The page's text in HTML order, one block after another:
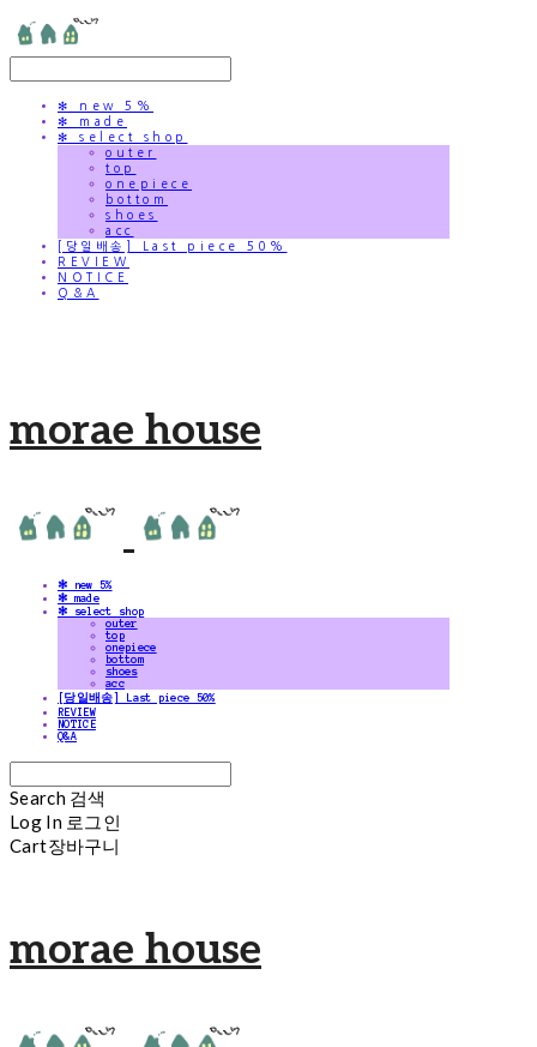
✻ new 5%
✻ made
✻ select shop
outer
top
onepiece
bottom
shoes
acc
[당일배송] Last piece 50%
REVIEW
NOTICE
Q&A
morae house
✻ new 5%
✻ made
✻ select shop
outer
top
onepiece
bottom
shoes
acc
[당일배송] Last piece 50%
REVIEW
NOTICE
Q&A
Search 검색
Log In 로그인
Cart장바구니
morae house